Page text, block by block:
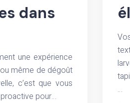
dans
une expérience
ou même de dégoût
c’est que vous
pour…
…